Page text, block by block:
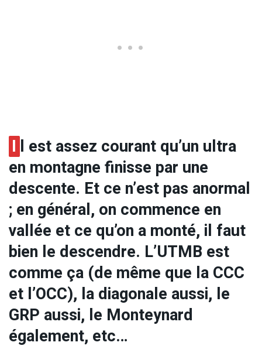
I l est assez courant qu’un ultra
en montagne finisse par une
descente. Et ce n’est pas anormal
; en général, on commence en
vallée et ce qu’on a monté, il faut
bien le descendre. L’UTMB est
comme ça (de même que la CCC
et l’OCC), la diagonale aussi, le
GRP aussi, le Monteynard
également, etc…